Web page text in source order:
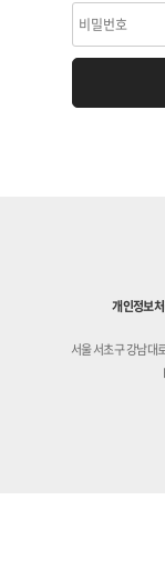
개인정보
서울 서초구 강남대